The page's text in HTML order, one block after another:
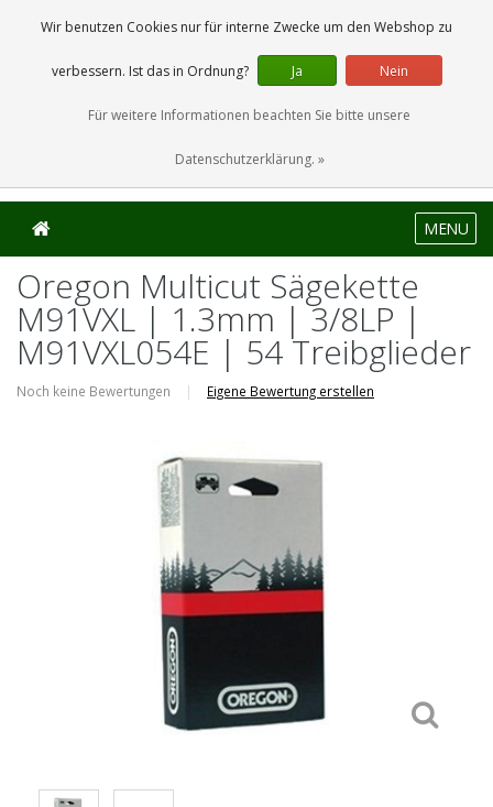
0 Artikel
MENU
Oregon Multicut Sägekette
M91VXL | 1.3mm | 3/8LP |
M91VXL054E | 54 Treibglieder
Noch keine Bewertungen | Eigene Bewertung erstellen
Wir benutzen Cookies nur für interne Zwecke um den Webshop zu
verbessern. Ist das in Ordnung? Ja Nein
Für weitere Informationen beachten Sie bitte unsere
Datenschutzerklärung. »